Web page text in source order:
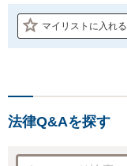
マイリストに入れる
法律Q&Aを探す